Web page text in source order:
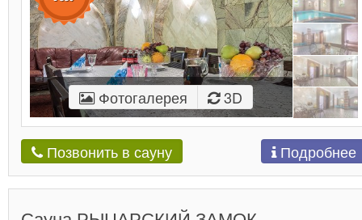
Фотогалерея 3D
Позвонить в сауну Подробнее